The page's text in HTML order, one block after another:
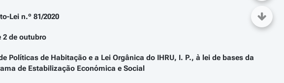
Lei n.º 81/2020
2 de outubro
de Habitação e a Lei Orgânica do IHRU, I. P., à lei de bases da
de Estabilização Económica e Social